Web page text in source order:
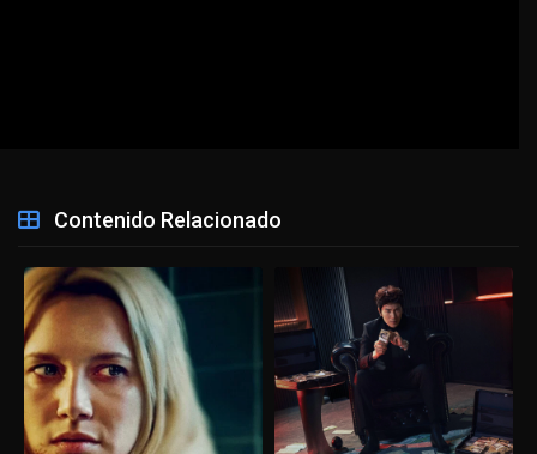
Contenido Relacionado